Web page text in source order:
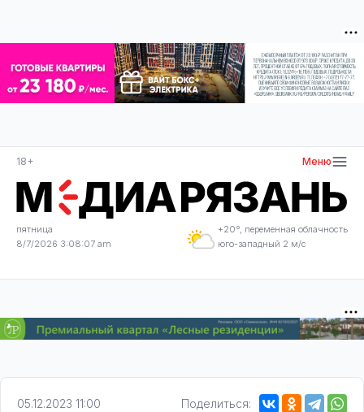
18+ Меню
пятница
8/7/2026 3:08:07 am
+20°, переменная облачность
юго-западный 2 м/с
05.12.2023 11:00 Поделиться: